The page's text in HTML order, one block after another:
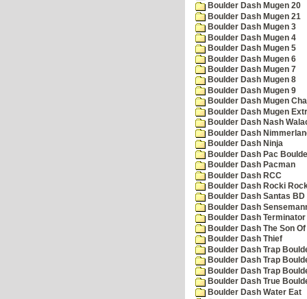
Boulder Dash Mugen 20
Boulder Dash Mugen 21
Boulder Dash Mugen 3
Boulder Dash Mugen 4
Boulder Dash Mugen 5
Boulder Dash Mugen 6
Boulder Dash Mugen 7
Boulder Dash Mugen 8
Boulder Dash Mugen 9
Boulder Dash Mugen
Boulder Dash Mugen
Boulder Dash Nash
Boulder Dash
Boulder Dash Ninja
Boulder Dash Pac
Boulder Dash Pacman
Boulder Dash RCC
Boulder Dash Rocki
Boulder Dash Santas
Boulder Dash
Boulder Dash
Boulder Dash The Son
Boulder Dash Thief
Boulder Dash Trap
Boulder Dash Trap
Boulder Dash Trap
Boulder Dash True
Boulder Dash Water Eat